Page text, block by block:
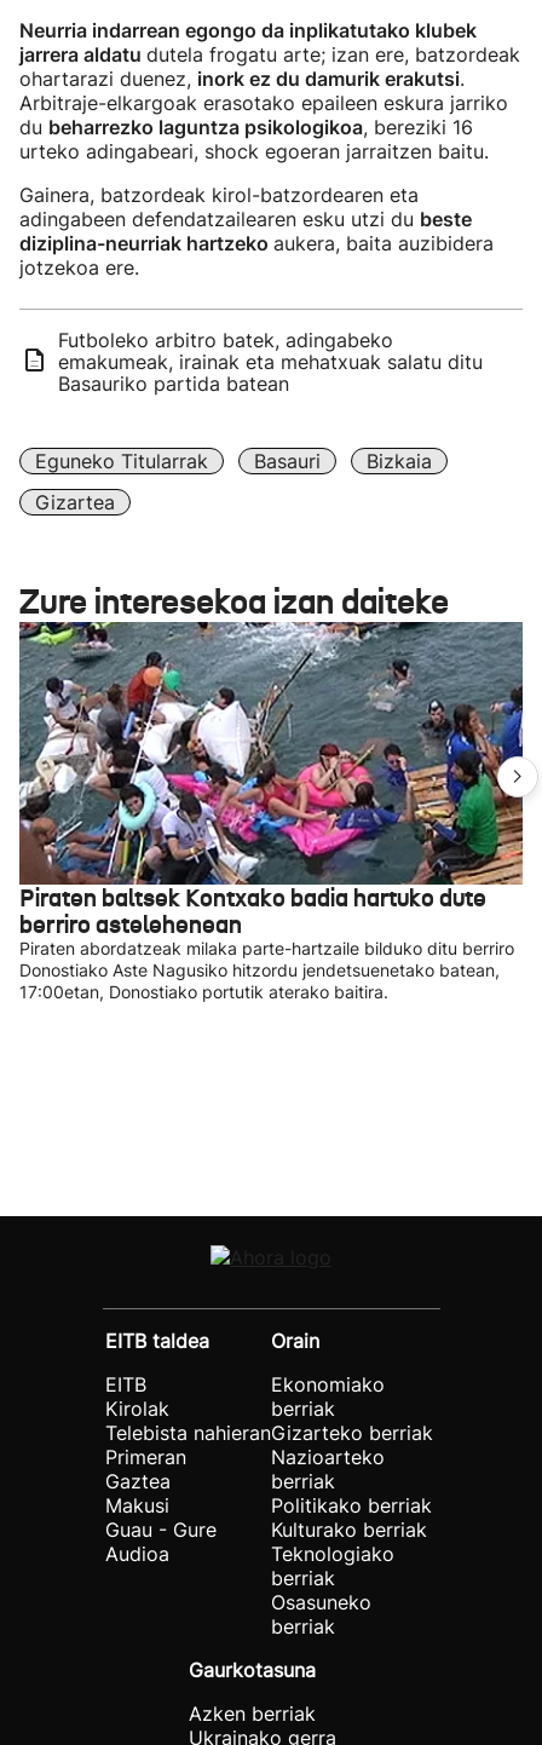
Neurria indarrean egongo da inplikatutako klubek
jarrera aldatu dutela frogatu arte; izan ere, batzordeak
ohartarazi duenez, inork ez du damurik erakutsi.
Arbitraje-elkargoak erasotako epaileen eskura jarriko
du beharrezko laguntza psikologikoa, bereziki 16
urteko adingabeari, shock egoeran jarraitzen baitu.
Gainera, batzordeak kirol-batzordearen eta
adingabeen defendatzailearen esku utzi du beste
diziplina-neurriak hartzeko aukera, baita auzibidera
jotzekoa ere.
Futboleko arbitro batek, adingabeko
emakumeak, irainak eta mehatxuak salatu ditu
Basauriko partida batean
Eguneko Titularrak Basauri
Bizkaia
Gizartea
Zure interesekoa izan daiteke
Piraten baltsek Kontxako badia hartuko dute
berriro astelehenean
Piraten abordatzeak milaka parte-hartzaile bilduko ditu berriro
Donostiako Aste Nagusiko hitzordu jendetsuenetako batean,
17:00etan, Donostiako portutik aterako baitira.
EITB taldea
EITB
Kirolak
Telebista nahieran
Primeran
Gaztea
Makusi
Guau - Gure
Audioa
Orain
Ekonomiako
berriak
Gizarteko berriak
Nazioarteko
berriak
Politikako berriak
Kulturako berriak
Teknologiako
berriak
Osasuneko
berriak
Gaurkotasuna
Azken berriak
Ukrainako gerra